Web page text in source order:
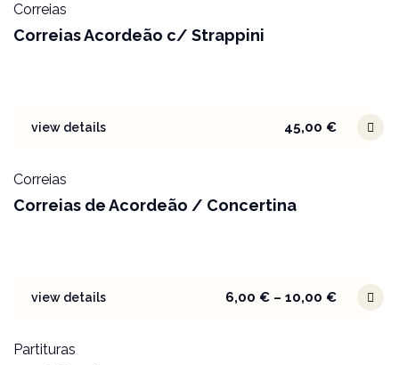
Correias
Correias Acordeão c/ Strappini
view details 45,00 €
Correias
Correias de Acordeão / Concertina
view details 6,00 €– 10,00 €
Partituras